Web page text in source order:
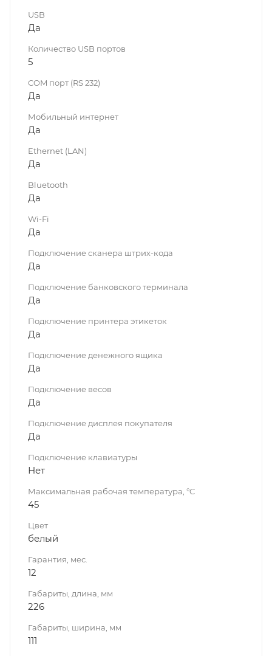
USB
Да
Количество USB портов
5
COM порт (RS 232)
Да
Мобильный интернет
Да
Ethernet (LAN)
Да
Bluetooth
Да
Wi-Fi
Да
Подключение сканера штрих-кода
Да
Подключение банковского терминала
Да
Подключение принтера этикеток
Да
Подключение денежного ящика
Да
Подключение весов
Да
Подключение дисплея покупателя
Да
Подключение клавиатуры
Нет
Максимальная рабочая температура, °C
45
Цвет
белый
Гарантия, мес.
12
Габариты, длина, мм
226
Габариты, ширина, мм
111